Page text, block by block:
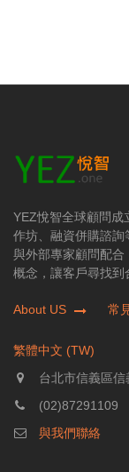
YEZ悅智全球顧問成
作坊、融資併購諮
與外部專家顧問配
概念，讓客戶尋找到
About US 常
繁體中文 (TW)
台北市信義區
(02)87291109
與我們聯絡